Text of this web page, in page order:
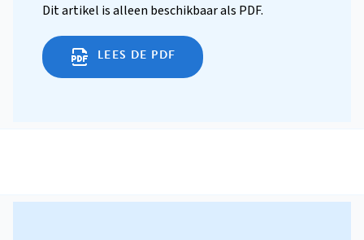
Dit artikel is alleen beschikbaar als PDF.
LEES DE PDF